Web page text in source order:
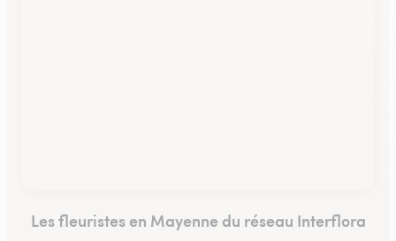
Les fleuristes en Mayenne du réseau Interflora